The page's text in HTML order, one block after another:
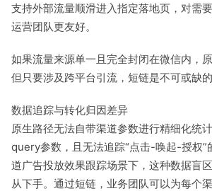
支持外部流量顺滑进入指定落地页，对需
运营团队更友好。
如果流量来源单一且完全封闭在微信内，
但只要涉及跨平台引流，短链是不可或缺的
数据追踪与转化归因差异
原生路径无法自带渠道参数进行精细化统
query参数，且无法追踪“点击-唤起-授权”
道广告投放效果跟踪场景下，这种数据盲
从下手。通过短链，业务团队可以为每个